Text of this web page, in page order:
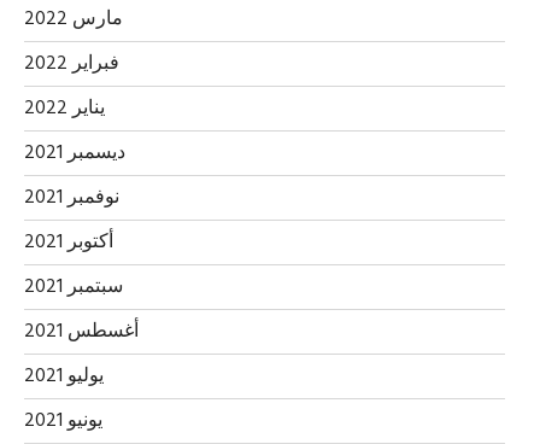
مارس 2022
فبراير 2022
يناير 2022
ديسمبر 2021
نوفمبر 2021
أكتوبر 2021
سبتمبر 2021
أغسطس 2021
يوليو 2021
يونيو 2021